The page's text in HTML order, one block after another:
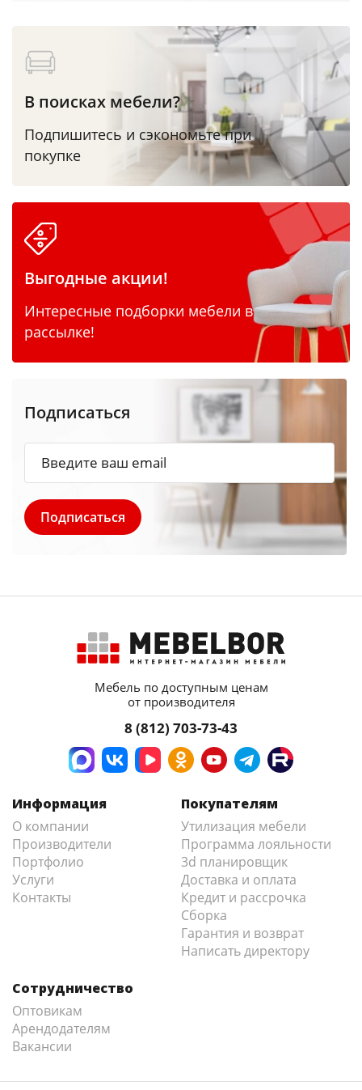
В поисках мебели?
Подпишитесь и сэкономьте при
покупке
Выгодные акции!
Интересные подборки мебели в
рассылке!
Подписаться
Мебель по доступным ценам
от производителя
8 (812) 703-73-43
Информация
О компании
Производители
Портфолио
Услуги
Контакты
Покупателям
Утилизация мебели
Программа лояльности
3d планировщик
Доставка и оплата
Кредит и рассрочка
Сборка
Гарантия и возврат
Написать директору
Сотрудничество
Оптовикам
Арендодателям
Вакансии